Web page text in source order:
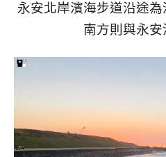
永安北岸濱海步道沿途
南方則與永安